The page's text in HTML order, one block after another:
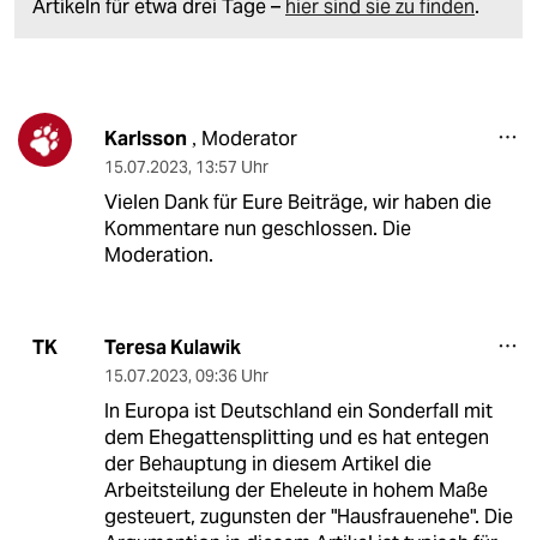
Artikeln für etwa drei Tage – hier sind sie zu finden.
Karlsson , Moderator
15.07.2023, 13:57 Uhr
Vielen Dank für Eure Beiträge, wir haben die
Kommentare nun geschlossen. Die
Moderation.
TK Teresa Kulawik
15.07.2023, 09:36 Uhr
In Europa ist Deutschland ein Sonderfall mit
dem Ehegattensplitting und es hat entegen
der Behauptung in diesem Artikel die
Arbeitsteilung der Eheleute in hohem Maße
gesteuert, zugunsten der "Hausfrauenehe". Die